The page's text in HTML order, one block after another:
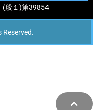
１)第39854
Reserved.